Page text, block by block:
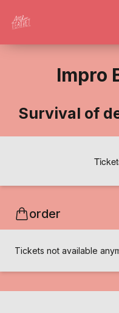
Impro
Survival of
order
Tickets not available